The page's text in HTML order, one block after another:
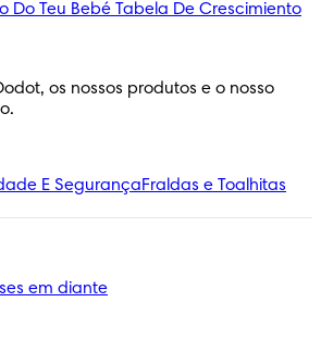
Do Teu Bebé Tabela De Crescimiento
os nossos produtos e o nosso
E SegurançaFraldas e Toalhitas
em diante